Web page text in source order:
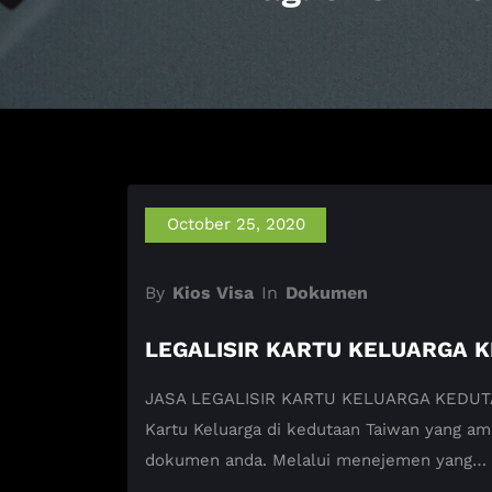
October 25, 2020
By Kios Visa In Dokumen
LEGALISIR KARTU KELUARGA
JASA LEGALISIR KARTU KELUARGA
Kartu Keluarga di kedutaan Taiwan yang
dokumen anda. Melalui menejemen yang…